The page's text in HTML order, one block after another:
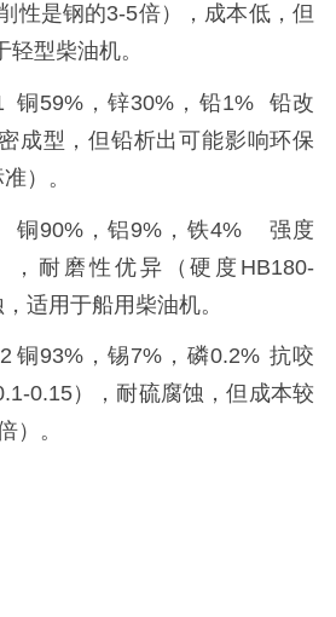
性是钢的3-5倍），成本低，但
型柴油机。
铜59%，锌30%，铅1%
铅改
成型，但铅析出可能影响环保
）。
铜90%，铝9%，铁4%
强度
，耐磨性优异（硬度HB180-
适用于船用柴油机。
铜93%，锡7%，磷0.2% 抗咬
0.15），耐硫腐蚀，但成本较
）。